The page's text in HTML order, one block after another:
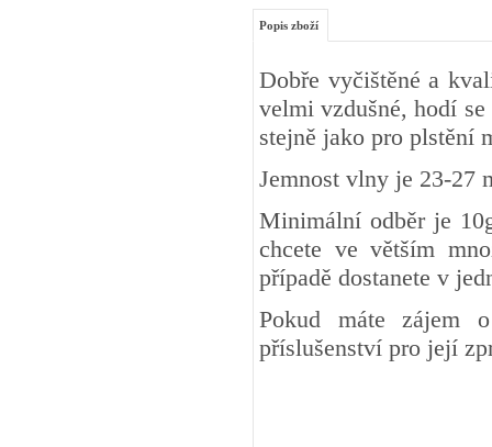
Popis zboží
Dobře vyčištěné a
velmi vzdušné, hodí
stejně jako pro plstění
Jemnost vlny je 23-27
Minimální odběr je
chcete ve větším
případě dostanete v
Pokud máte zájem
příslušenství pro její